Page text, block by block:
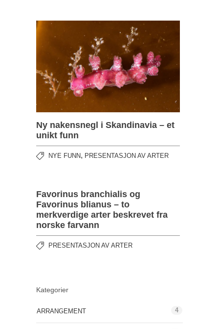
Ny nakensnegl i Skandinavia – et
unikt funn
NYE FUNN, PRESENTASJON AV ARTER
Favorinus branchialis og
Favorinus blianus – to
merkverdige arter beskrevet fra
norske farvann
PRESENTASJON AV ARTER
Kategorier
ARRANGEMENT 4